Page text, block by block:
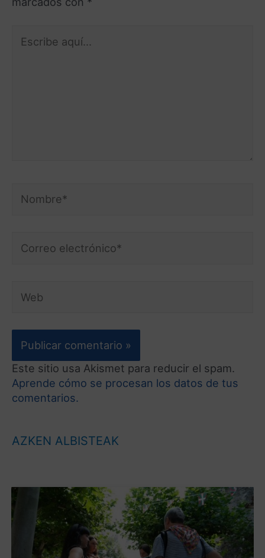
Este sitio usa Akismet para reducir el spam.
Aprende cómo se procesan los datos de tus
comentarios.
AZKEN ALBISTEAK